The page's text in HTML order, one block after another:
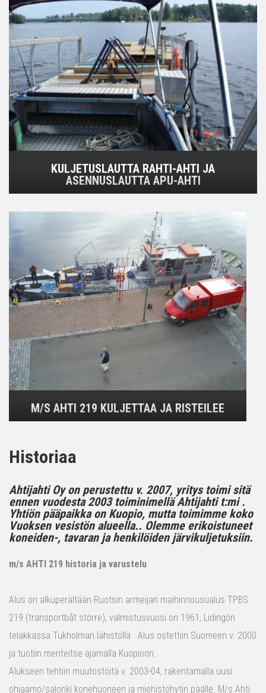
KULJETUSLAUTTA RAHTI-AHTI JA
ASENNUSLAUTTA APU-AHTI
M/S AHTI 219 KULJETTAA JA RISTEILEE
Historiaa
Ahtijahti Oy on perustettu v. 2007, yritys toimi sitä
ennen vuodesta 2003 toiminimellä Ahtijahti t:mi .
Yhtiön pääpaikka on Kuopio, mutta toimimme koko
Vuoksen vesistön alueella.. Olemme erikoistuneet
koneiden-, tavaran ja henkilöiden järvikuljetuksiin.
m/s AHTI 219 historia ja varustelu
Alus on alkuperältään Ruotsin armeijan maihinnousualus TPBS
219 (transportbåt större), valmistusvuosi on 1961, Lidingön
telakkassa Tukholman lähistöllä . Alus ostettiin Suomeen v. 2000
ja tuotiin meriteitse ajamalla Kuopioon.
Alukseen tehtiin muutostöitä v. 2003-04, rakentamalla uusi
ohjaamo/salonki konehuoneen ja miehistöhytin päälle. M/s Ahti